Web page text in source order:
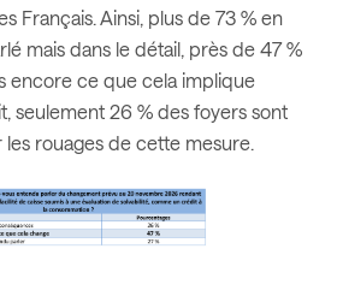
Français. Ainsi, plus de 73 % en
mais dans le détail, près de 47 %
encore ce que cela implique
seulement 26 % des foyers sont
les rouages de cette mesure.